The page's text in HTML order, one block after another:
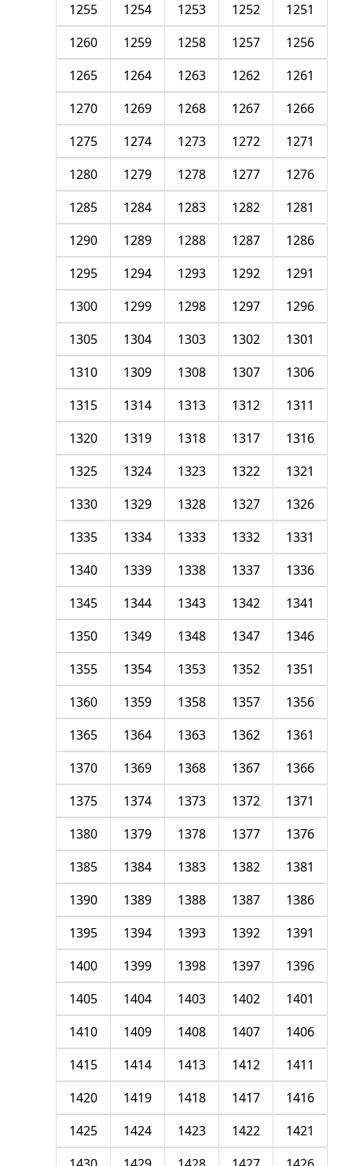
1251
1252
1253
1254
1255
1256
1257
1258
1259
1260
1261
1262
1263
1264
1265
1266
1267
1268
1269
1270
1271
1272
1273
1274
1275
1276
1277
1278
1279
1280
1281
1282
1283
1284
1285
1286
1287
1288
1289
1290
1291
1292
1293
1294
1295
1296
1297
1298
1299
1300
1301
1302
1303
1304
1305
1306
1307
1308
1309
1310
1311
1312
1313
1314
1315
1316
1317
1318
1319
1320
1321
1322
1323
1324
1325
1326
1327
1328
1329
1330
1331
1332
1333
1334
1335
1336
1337
1338
1339
1340
1341
1342
1343
1344
1345
1346
1347
1348
1349
1350
1351
1352
1353
1354
1355
1356
1357
1358
1359
1360
1361
1362
1363
1364
1365
1366
1367
1368
1369
1370
1371
1372
1373
1374
1375
1376
1377
1378
1379
1380
1381
1382
1383
1384
1385
1386
1387
1388
1389
1390
1391
1392
1393
1394
1395
1396
1397
1398
1399
1400
1401
1402
1403
1404
1405
1406
1407
1408
1409
1410
1411
1412
1413
1414
1415
1416
1417
1418
1419
1420
1421
1422
1423
1424
1425